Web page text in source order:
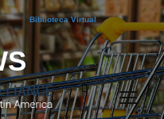
Biblioteca Virtual